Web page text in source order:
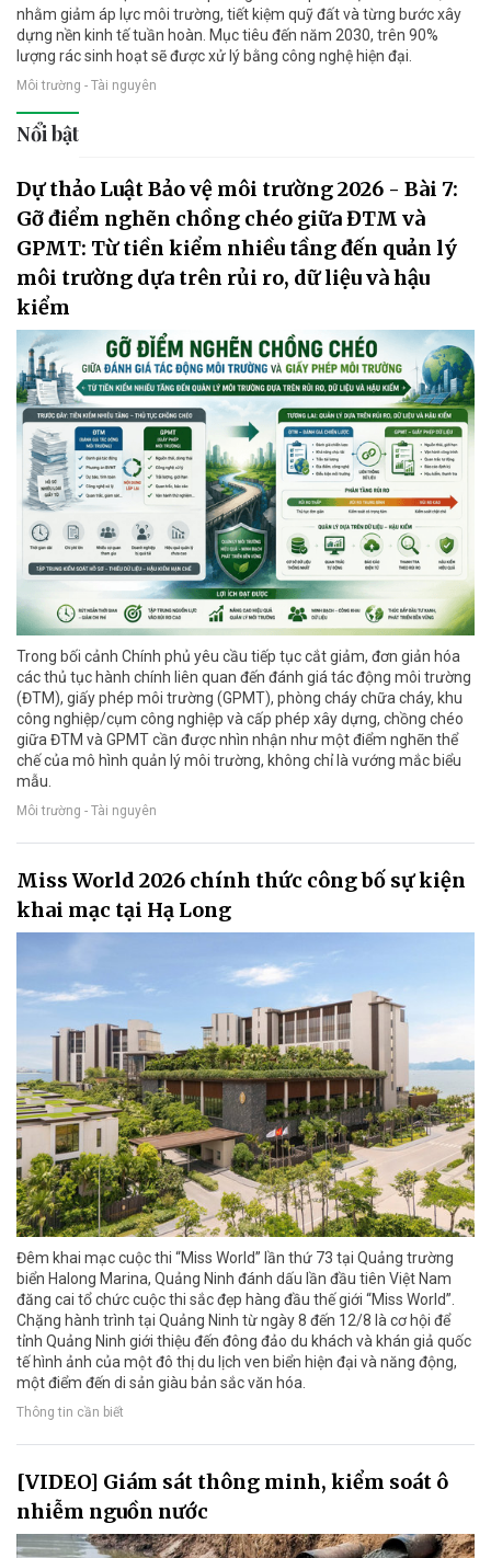
nhằm giảm áp lực môi trường, tiết kiệm quỹ đất và từng bước xây
dựng nền kinh tế tuần hoàn. Mục tiêu đến năm 2030, trên 90%
lượng rác sinh hoạt sẽ được xử lý bằng công nghệ hiện đại.
Môi trường - Tài nguyên
Nổi bật
Dự thảo Luật Bảo vệ môi trường 2026 - Bài 7:
Gỡ điểm nghẽn chồng chéo giữa ĐTM và
GPMT: Từ tiền kiểm nhiều tầng đến quản lý
môi trường dựa trên rủi ro, dữ liệu và hậu
kiểm
Trong bối cảnh Chính phủ yêu cầu tiếp tục cắt giảm, đơn giản hóa
các thủ tục hành chính liên quan đến đánh giá tác động môi trường
(ĐTM), giấy phép môi trường (GPMT), phòng cháy chữa cháy, khu
công nghiệp/cụm công nghiệp và cấp phép xây dựng, chồng chéo
giữa ĐTM và GPMT cần được nhìn nhận như một điểm nghẽn thể
chế của mô hình quản lý môi trường, không chỉ là vướng mắc biểu
mẫu.
Môi trường - Tài nguyên
Miss World 2026 chính thức công bố sự kiện
khai mạc tại Hạ Long
Đêm khai mạc cuộc thi “Miss World” lần thứ 73 tại Quảng trường
biển Halong Marina, Quảng Ninh đánh dấu lần đầu tiên Việt Nam
đăng cai tổ chức cuộc thi sắc đẹp hàng đầu thế giới “Miss World”.
Chặng hành trình tại Quảng Ninh từ ngày 8 đến 12/8 là cơ hội để
tỉnh Quảng Ninh giới thiệu đến đông đảo du khách và khán giả quốc
tế hình ảnh của một đô thị du lịch ven biển hiện đại và năng động,
một điểm đến di sản giàu bản sắc văn hóa.
Thông tin cần biết
[VIDEO] Giám sát thông minh, kiểm soát ô
nhiễm nguồn nước